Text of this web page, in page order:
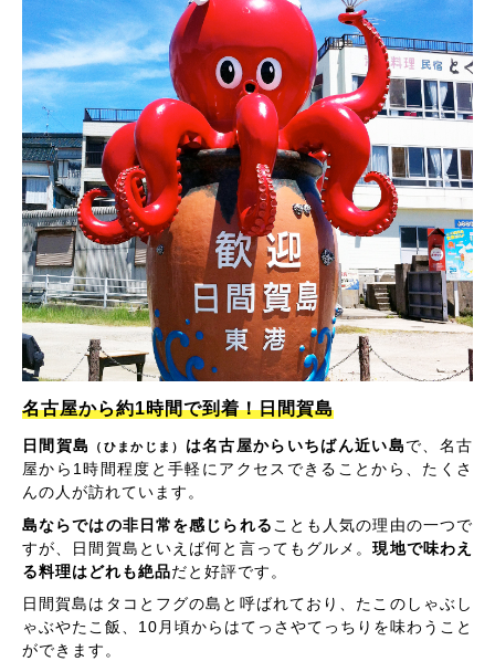
名古屋から約1時間で到着！日間賀島
日間賀島 （ひまかじま） は名古屋からいちばん近い島で、名古
屋から1時間程度と手軽にアクセスできることから、たくさ
んの人が訪れています。
島ならではの非日常を感じられる ことも人気の理由の一つで
すが、日間賀島といえば何と言ってもグルメ。現地で味わえ
る料理はどれも絶品だと好評です。
日間賀島はタコとフグの島と呼ばれており、たこのしゃぶし
ゃぶやたこ飯、10月頃からはてっさやてっちりを味わうこと
ができます。